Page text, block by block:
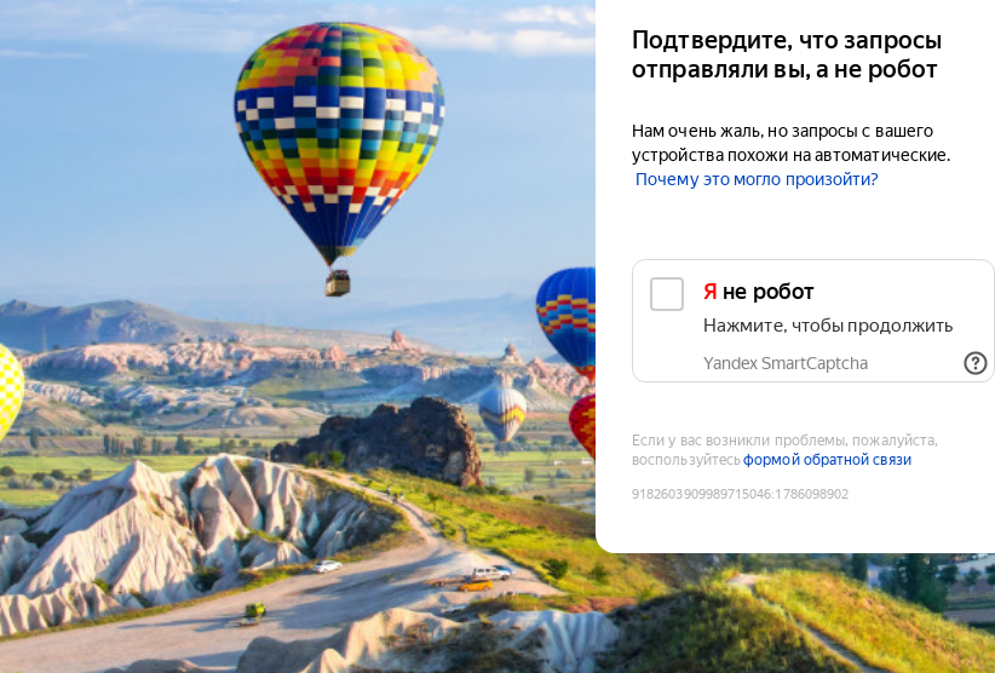
Подтвердите, что запросы
отправляли вы, а не робот
Нам очень жаль, но запросы с вашего
устройства похожи на автоматические.
Почему это могло произойти?
Я не робот
Нажмите, чтобы продолжить
Yandex SmartCaptcha
Если у вас возникли проблемы, пожалуйста,
воспользуйтесьформой обратной связи
9182603909989715046:1786098902